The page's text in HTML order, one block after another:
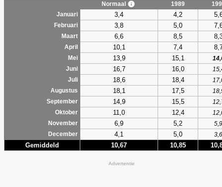
Normaal 1989
Januari
3,4 4,2
Februari 3,8 5,0
Maart 6,6 8,5
April 10,1 7,4
Mei 13,9 15,1
Juni
16,7 16,0
Juli
18,6 18,4
Augustus
18,1 17,5
September
14,9 15,5
Oktober
11,0 12,4
November
6,9 5,2
5,9
December
4,1 5,0 3,6
Gemiddeld 10,67 10,85
Advertentie